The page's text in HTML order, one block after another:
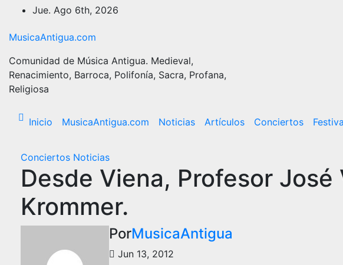
contenido
Jue. Ago 6th, 2026
MusicaAntigua.com
Comunidad de Música Antigua. Medieval,
Renacimiento, Barroca, Polifonía, Sacra, Profana,
Religiosa
Inicio MusicaAntigua.com Noticias Artículos Conciertos
Conciertos Noticias
Desde Viena, Profesor José
Krommer.
PorMusicaAntigua
Jun 13, 2012